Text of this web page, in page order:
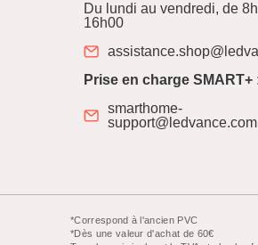
Du lundi au vendredi, de
16h00
Prise en charge SMART+
smarthome-
support@ledvance.com
*Correspond à l'ancien PVC
*Dès une valeur d'achat de 60€